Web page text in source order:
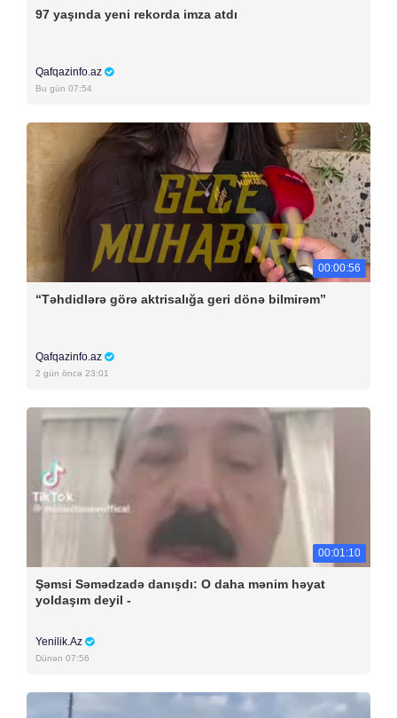
97 yaşında yeni rekorda imza atdı
Qafqazinfo.az
Bu gün 07:54
00:00:56
“Təhdidlərə görə aktrisalığa geri dönə bilmirəm”
Qafqazinfo.az
2 gün öncə 23:01
00:01:10
Şəmsi Səmədzadə danışdı: O daha mənim həyat
yoldaşım deyil -
Yenilik.Az
Dünən 07:56